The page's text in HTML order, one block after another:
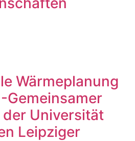
Wärmeplanung
Gemeinsamer
Universität
Leipziger